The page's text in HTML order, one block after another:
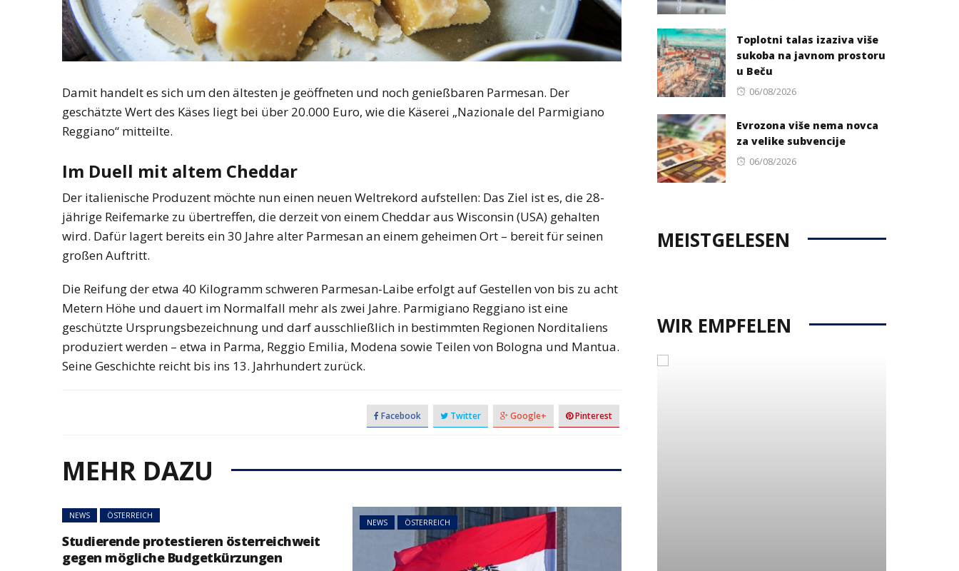
Damit handelt es sich um den ältesten je geöffneten und noch genießbaren Parmesan. Der
geschätzte Wert des Käses liegt bei über 20.000 Euro, wie die Käserei „Nazionale del Parmigiano
Reggiano“ mitteilte.
Im Duell mit altem Cheddar
Der italienische Produzent möchte nun einen neuen Weltrekord aufstellen: Das Ziel ist es, die 28-
jährige Reifemarke zu übertreffen, die derzeit von einem Cheddar aus Wisconsin (USA) gehalten
wird. Dafür lagert bereits ein 30 Jahre alter Parmesan an einem geheimen Ort – bereit für seinen
großen Auftritt.
Die Reifung der etwa 40 Kilogramm schweren Parmesan-Laibe erfolgt auf Gestellen von bis zu acht
Metern Höhe und dauert im Normalfall mehr als zwei Jahre. Parmigiano Reggiano ist eine
geschützte Ursprungsbezeichnung und darf ausschließlich in bestimmten Regionen Norditaliens
produziert werden – etwa in Parma, Reggio Emilia, Modena sowie Teilen von Bologna und Mantua.
Seine Geschichte reicht bis ins 13. Jahrhundert zurück.
Facebook Twitter Google+ Pinterest
MEHR DAZU
NEWS ÖSTERREICH
Studierende protestieren österreichweit
gegen mögliche Budgetkürzungen
NEWS ÖSTERREICH
Toplotni talas izaziva više
sukoba na javnom prostoru
u Beču
Posted
06/08/2026
Evrozona više nema novca
za velike subvencije
Posted
06/08/2026
MEISTGELESEN
WIR EMPFELEN